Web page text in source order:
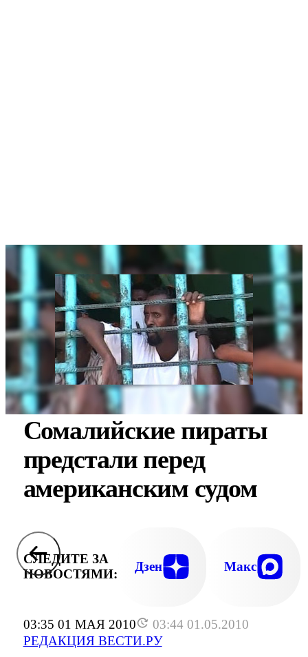
03:35 01 МАЯ 2010
03:44 01.05.2010
РЕДАКЦИЯ ВЕСТИ.РУ
Сомалийские пираты
предстали перед
американским судом
СЛЕДИТЕ ЗА
НОВОСТЯМИ:
Дзен Макс